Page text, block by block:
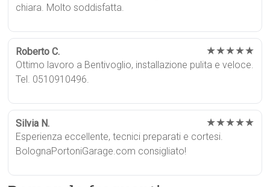
chiara. Molto soddisfatta.
Roberto C. ★★★★★
Ottimo lavoro a Bentivoglio, installazione pulita e veloce.
Tel. 0510910496.
Silvia N. ★★★★★
Esperienza eccellente, tecnici preparati e cortesi.
BolognaPortoniGarage.com consigliato!